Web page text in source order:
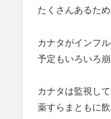
たくさんあるた
カナタがインフ
予定もいろいろ崩
カナタは監視し
薬すらまともに飲